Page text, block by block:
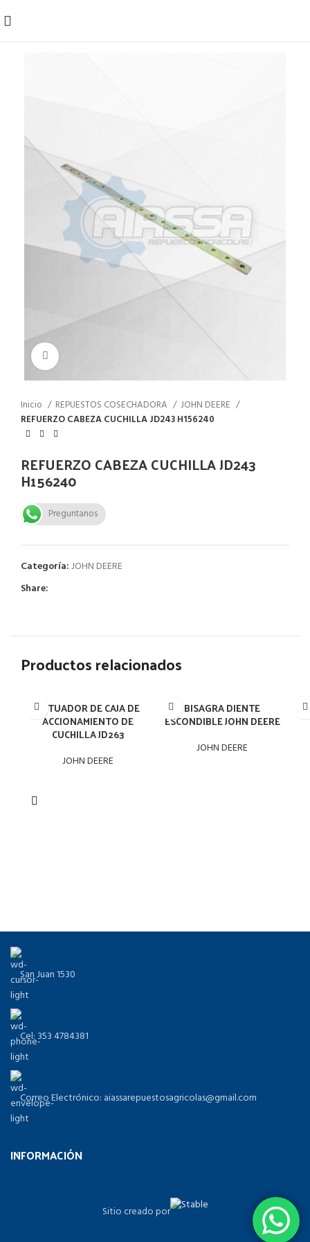
Inicio REPUESTOS COSECHADORA
JOHN DEERE
REFUERZO CABEZA CUCHILLA JD243 H156240
REFUERZO CABEZA CUCHILLA JD243
H156240
Preguntanos
Categoría:JOHN DEERE
Share:
Productos relacionados
ACTUADOR DE CAJA DE
ACCIONAMIENTO DE
CUCHILLA JD263
JOHN DEERE
BISAGRA DIENTE
ESCONDIBLE JOHN DEERE
JOHN DEERE
San Juan 1530
Cel: 353 4784381
Correo Electrónico: aiassarepuestosagricolas@gmail.com
INFORMACIÓN
Sitio creado por